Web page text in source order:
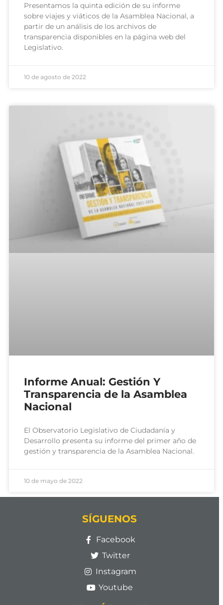
Presentamos la quinta edición de su informe
sobre viajes y viáticos de la Asamblea Nacional, a
partir de un análisis de los archivos de
transparencia disponibles en la página web del
Legislativo.
10 de agosto de 2022
Informe Anual: Gestión Y
Transparencia de la Asamblea
Nacional
El Observatorio Legislativo de Ciudadanía y
Desarrollo presenta su informe del primer año de
gestión y transparencia de la Asamblea Nacional.
10 de mayo de 2022
SÍGUENOS
Facebook
Twitter
Instagram
Youtube